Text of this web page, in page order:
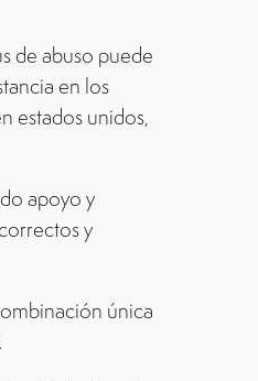
de abuso puede
en los
estados unidos,
apoyo y
y
única